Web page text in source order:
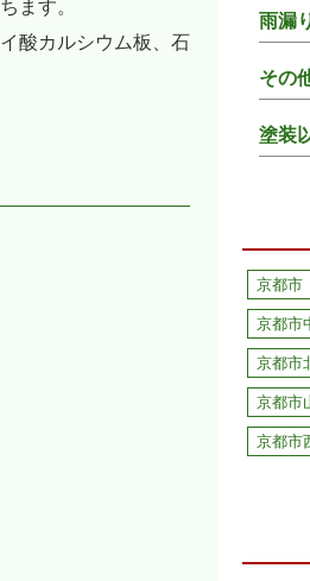
ます。
酸カルシウム板、石
雨漏
その
塗装
京都市
京都市
京都市
京都市
京都市